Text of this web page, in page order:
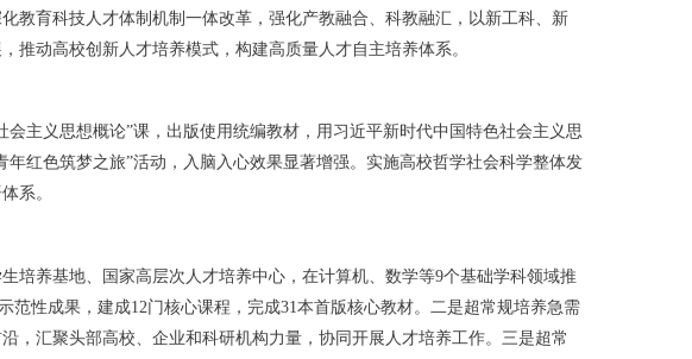
教育科技人才体制机制一体改革，强化产教融合、科教融汇，以新工科、新
推动高校创新人才培养模式，构建高质量人才自主培养体系。
主义思想概论”课，出版使用统编教材，用习近平新时代中国特色社会主义思
红色筑梦之旅”活动，入脑入心效果显著增强。实施高校哲学社会科学整体发
系。
培养基地、国家高层次人才培养中心，在计算机、数学等9个基础学科领域推
范性成果，建成12门核心课程，完成31本首版核心教材。二是超常规培养急需
，汇聚头部高校、企业和科研机构力量，协同开展人才培养工作。三是超常